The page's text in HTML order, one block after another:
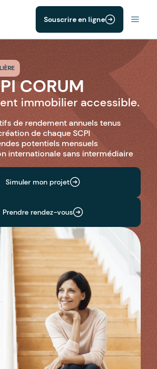
Souscrire en ligne
CORUM
immobilier accessible.
de rendement annuels tenus
de chaque SCPI
potentiels mensuels
internationale sans intermédiaire
Simuler mon projet
Prendre rendez-vous